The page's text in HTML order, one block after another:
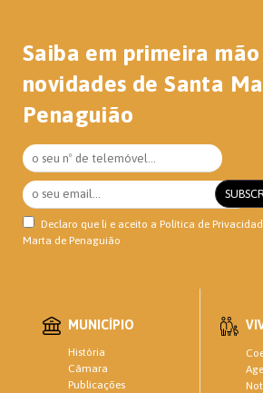
Saiba em primeira
novidades de Santa
Penaguião
Declaro que li e aceito a Política de
Marta de Penaguião
MUNICÍPIO
História
Câmara
Publicações